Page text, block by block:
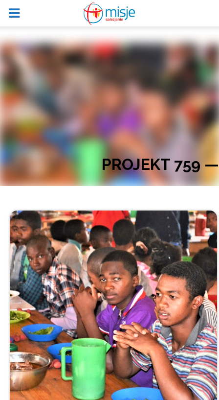
PROJEKT 759